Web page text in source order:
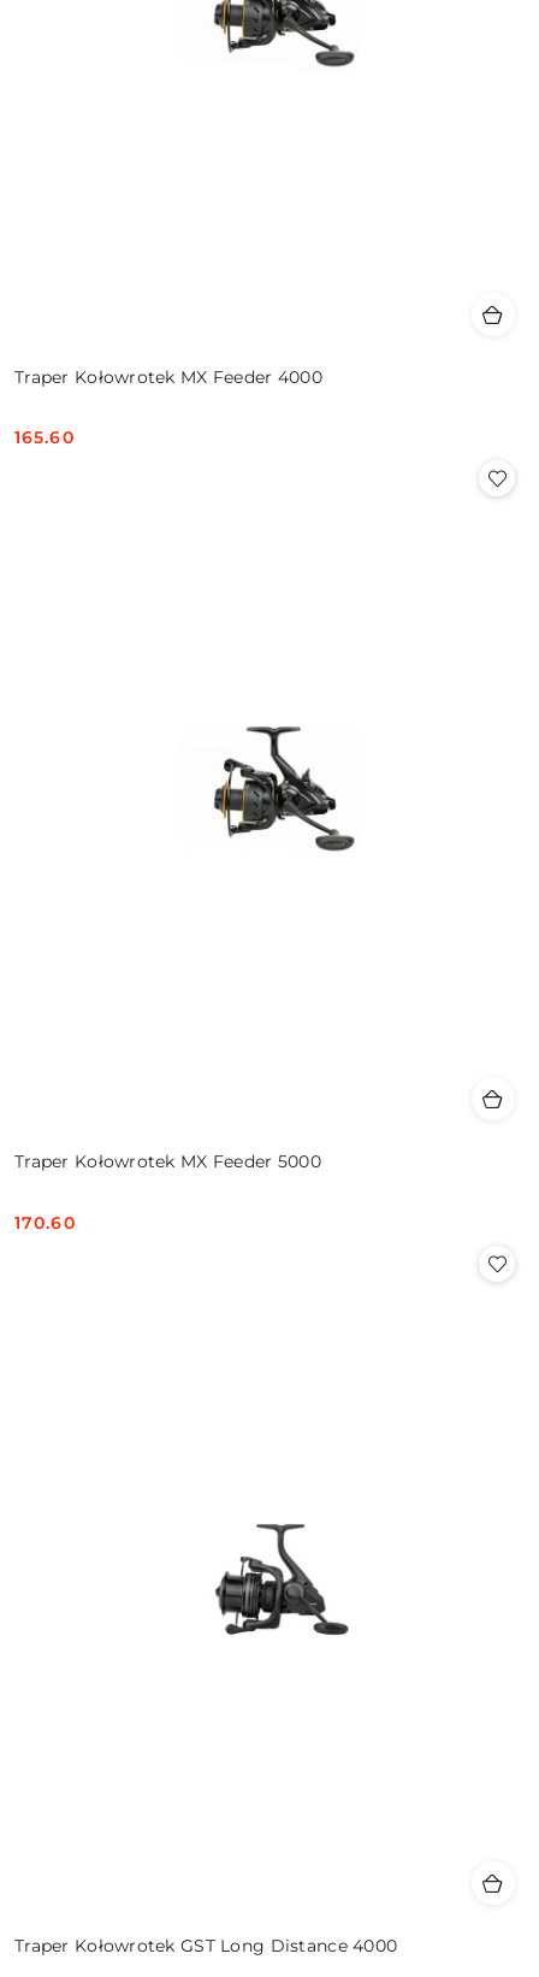
Traper Kołowrotek MX Feeder 4000
Cena:
165.60
Traper Kołowrotek MX Feeder 5000
Cena:
170.60
Traper Kołowrotek GST Long Distance 4000